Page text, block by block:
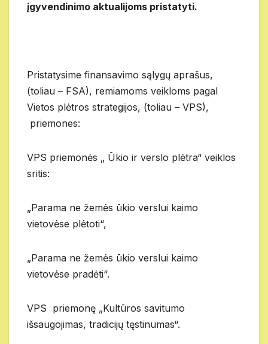
įgyvendinimo aktualijoms pristatyti.
Pristatysime finansavimo sąlygų aprašus,
(toliau – FSA), remiamoms veikloms pagal
Vietos plėtros strategijos, (toliau – VPS),
priemones:
VPS priemonės „ Ūkio ir verslo plėtra“ veiklos
sritis:
„Parama ne žemės ūkio verslui kaimo
vietovėse plėtoti“,
„Parama ne žemės ūkio verslui kaimo
vietovėse pradėti“.
VPS priemonę „Kultūros savitumo
išsaugojimas, tradicijų tęstinumas“.